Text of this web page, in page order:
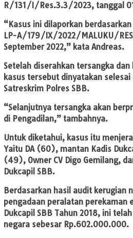
R/131/I/Res.3.3/2023, tanggal
“Kasus ini dilaporkan
LP-A/179/IX/2022/MALUKU/
September 2022,” kata Andreas.
Setelah diserahkan tersangka dan
kasus tersebut dinyatakan
Satreskrim Polres SBB.
“Selanjutnya tersangka akan
di Pengadilan,” tambahnya.
Untuk diketahui, kasus itu
Yaitu DA (60), mantan Kadis
(49), Owner CV Digo Gemilang,
Dukcapil SBB.
Berdasarkan hasil audit kerugian
pengadaan peralatan perekaman
Dukcapil SBB Tahun 2018, ini
negara sebesar Rp.602.000.000.